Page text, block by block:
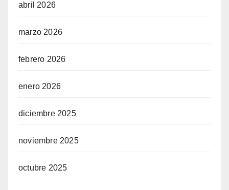
abril 2026
marzo 2026
febrero 2026
enero 2026
diciembre 2025
noviembre 2025
octubre 2025